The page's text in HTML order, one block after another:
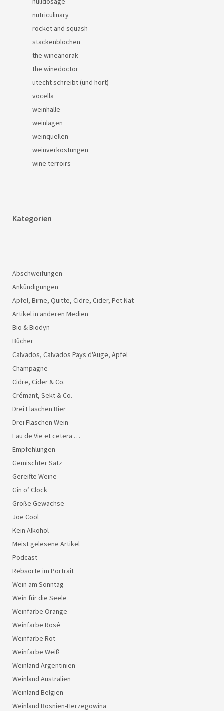
nutriculinary
rocket and squash
stackenblochen
the wineanorak
the winedoctor
utecht schreibt (und hört)
vocella
weinhalle
weinlagen
weinquellen
weinverkostungen
wine terroirs
Kategorien
Abschweifungen
Ankündigungen
Apfel, Birne, Quitte, Cidre, Cider, Pet Nat
Artikel in anderen Medien
Bio & Biodyn
Bücher
Calvados, Calvados Pays d'Auge, Apfel
Champagne
Cidre, Cider & Co.
Crémant, Sekt & Co.
Drei Flaschen Bier
Drei Flaschen Wein
Eau de Vie et cetera …
Empfehlungen
Gemischter Satz
Gereifte Weine
Gin o’ Clock
Große Gewächse
Joe Cool
Kein Alkohol
Meist gelesene Artikel
Podcast
Rebsorte im Portrait
Wein am Sonntag
Wein für die Seele
Weinfarbe Orange
Weinfarbe Rosé
Weinfarbe Rot
Weinfarbe Weiß
Weinland Argentinien
Weinland Australien
Weinland Belgien
Weinland Bosnien-Herzegowina